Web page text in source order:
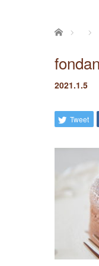
ホーム
2021.1.5
Tweet